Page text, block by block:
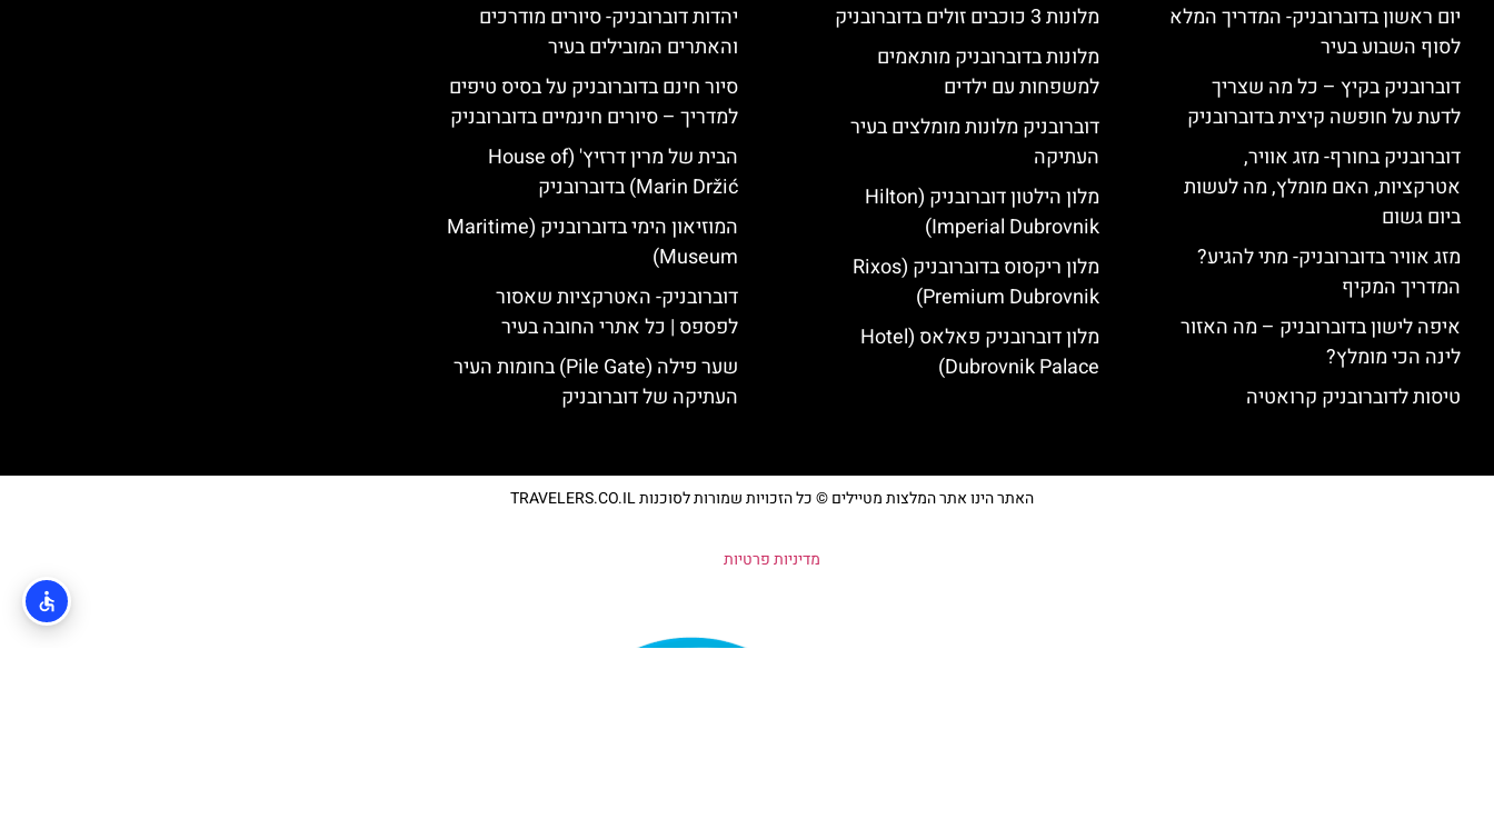
יום ראשון בדוברובניק- המדריך המלא
לסוף השבוע בעיר
דוברובניק בקיץ – כל מה שצריך
לדעת על חופשה קיצית בדוברובניק
דוברובניק בחורף- מזג אוויר,
אטרקציות, האם מומלץ, מה לעשות
ביום גשום
מזג אוויר בדוברובניק- מתי להגיע?
המדריך המקיף
איפה לישון בדוברובניק – מה האזור
לינה הכי מומלץ?
טיסות לדוברובניק קרואטיה
מלונות 3 כוכבים זולים בדוברובניק
מלונות בדוברובניק מותאמים
למשפחות עם ילדים
דוברובניק מלונות מומלצים בעיר
העתיקה
מלון הילטון דוברובניק (Hilton
Imperial Dubrovnik)
מלון ריקסוס בדוברובניק (Rixos
Premium Dubrovnik)
מלון דוברובניק פאלאס (Hotel
Dubrovnik Palace)
יהדות דוברובניק- סיורים מודרכים
והאתרים המובילים בעיר
סיור חינם בדוברובניק על בסיס טיפים
למדריך – סיורים חינמיים בדוברובניק
הבית של מרין דרזיץ' (House of
Marin Držić) בדוברובניק
המוזיאון הימי בדוברובניק (Maritime
Museum)
דוברובניק- האטרקציות שאסור
לפספס | כל אתרי החובה בעיר
שער פילה (Pile Gate) בחומות העיר
העתיקה של דוברובניק
האתר הינו אתר המלצות מטיילים © כל הזכויות שמורות לסוכנות TRAVELERS.CO.IL
מדיניות פרטיות